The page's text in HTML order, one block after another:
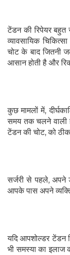
टेंडन की रिपेयर बहुत
व्यावसायिक
चोट के बाद जितनी
आसान होती है और
कुछ मामलों में,
समय तक चलने वाली
टेंडन की चोट, को
सर्जरी से पहले, अपने
आपके पास अपने
यदि आपशोल्डर टेंडन
भी समस्या का इलाज